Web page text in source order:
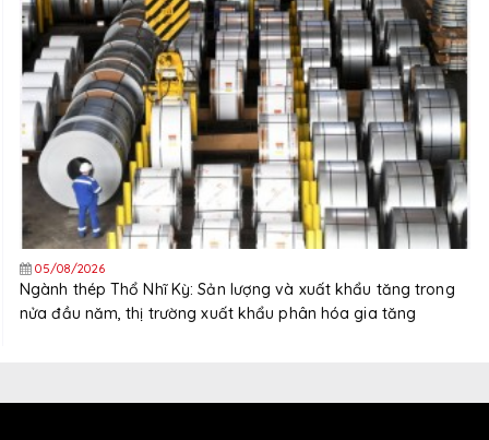
05/08/2026
Ngành thép Thổ Nhĩ Kỳ: Sản lượng và xuất khẩu tăng trong
nửa đầu năm, thị trường xuất khẩu phân hóa gia tăng